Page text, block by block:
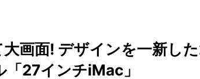
画面! デザインを一新し
27インチiMac」